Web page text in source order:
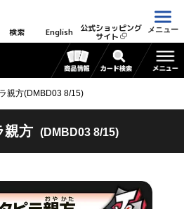
検索 English 公式ショッピング
サイト
メニュー
親方(DMBD03 8/15)
親方 (DMBD03 8/15)